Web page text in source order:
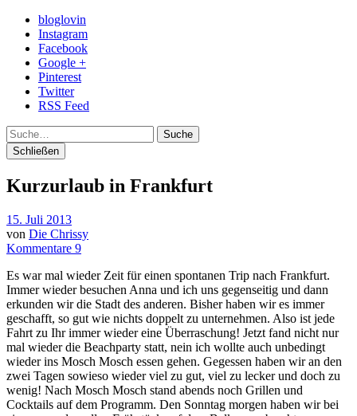
bloglovin
Instagram
Facebook
Google +
Pinterest
Twitter
RSS Feed
Suche
Schließen
Kurzurlaub in Frankfurt
15. Juli 2013
von Die Chrissy
Kommentare 9
Es war mal wieder Zeit für einen spontanen Trip nach Frankfurt.
Immer wieder besuchen Anna und ich uns gegenseitig und dann
erkunden wir die Stadt des anderen. Bisher haben wir es immer
geschafft, so gut wie nichts doppelt zu unternehmen. Also ist jede
Fahrt zu Ihr immer wieder eine Überraschung! Jetzt fand nicht nur
mal wieder die Beachparty statt, nein ich wollte auch unbedingt
wieder ins Mosch Mosch essen gehen. Gegessen haben wir an den
zwei Tagen sowieso wieder viel zu gut, viel zu lecker und doch zu
wenig! Nach Mosch Mosch stand abends noch Grillen und
Cocktails auf dem Programm. Den Sonntag morgen haben wir bei